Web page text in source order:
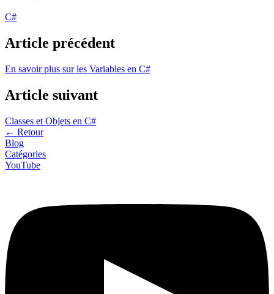
C#
Article précédent
En savoir plus sur les Variables en C#
Article suivant
Classes et Objets en C#
← Retour
Blog
Catégories
YouTube